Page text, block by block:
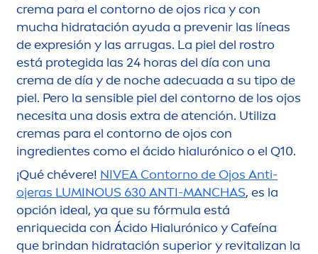
crema para el contorno de ojos rica y con
mucha hidratación ayuda a prevenir las líneas
de expresión y las arrugas. La piel del rostro
está protegida las 24 horas del día con una
crema de día y de noche adecuada a su tipo de
piel. Pero la sensible piel del contorno de los ojos
necesita una dosis extra de atención. Utiliza
cremas para el contorno de ojos con
ingredientes como el ácido hialurónico o el Q10.
¡Qué chévere! NIVEA Contorno de Ojos Anti-
ojeras LUMINOUS 630 ANTI-MANCHAS, es la
opción ideal, ya que su fórmula está
enriquecida con Ácido Hialurónico y Cafeína
que brindan hidratación superior y revitalizan la